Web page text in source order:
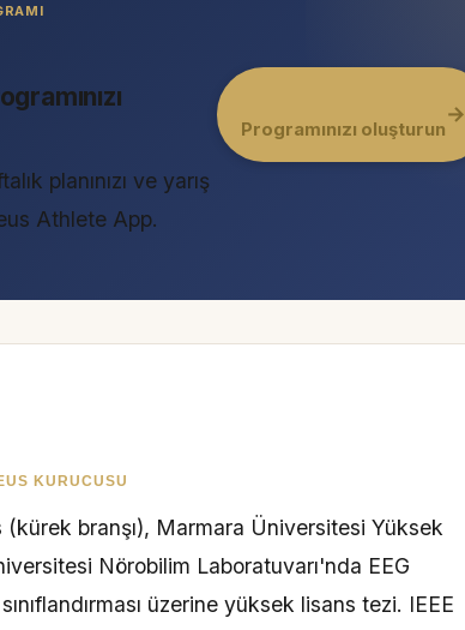
planınızı ve yarış
Athlete App.
Programınızı oluşturun
→
KURUCUSU
(kürek branşı), Marmara Üniversitesi Yüksek
Nörobilim Laboratuvarı'nda EEG
üzerine yüksek lisans tezi. IEEE